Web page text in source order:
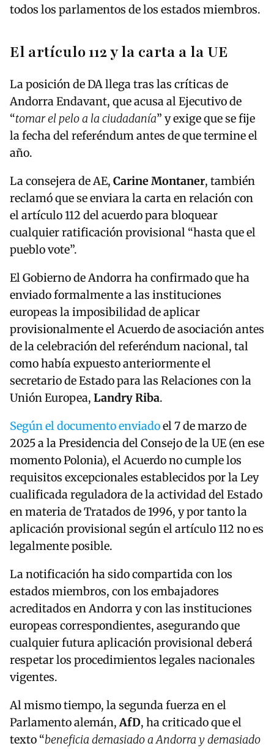
todos los parlamentos de los estados miembros.
El artículo 112 y la carta a la UE
La posición de DA llega tras las críticas de
Andorra Endavant, que acusa al Ejecutivo de
“tomar el pelo a la ciudadanía” y exige que se fije
la fecha del referéndum antes de que termine el
año.
La consejera de AE, Carine Montaner, también
reclamó que se enviara la carta en relación con
el artículo 112 del acuerdo para bloquear
cualquier ratificación provisional “hasta que el
pueblo vote”.
El Gobierno de Andorra ha confirmado que ha
enviado formalmente a las instituciones
europeas la imposibilidad de aplicar
provisionalmente el Acuerdo de asociación antes
de la celebración del referéndum nacional, tal
como había expuesto anteriormente el
secretario de Estado para las Relaciones con la
Unión Europea, Landry Riba.
Según el documento enviadoel 7 de marzo de
2025 a la Presidencia del Consejo de la UE (en ese
momento Polonia), el Acuerdo no cumple los
requisitos excepcionales establecidos por la Ley
cualificada reguladora de la actividad del Estado
en materia de Tratados de 1996, y por tanto la
aplicación provisional según el artículo 112 no es
legalmente posible.
La notificación ha sido compartida con los
estados miembros, con los embajadores
acreditados en Andorra y con las instituciones
europeas correspondientes, asegurando que
cualquier futura aplicación provisional deberá
respetar los procedimientos legales nacionales
vigentes.
Al mismo tiempo, la segunda fuerza en el
Parlamento alemán,AfD, ha criticado que el
texto “beneficia demasiado a Andorra y demasiado